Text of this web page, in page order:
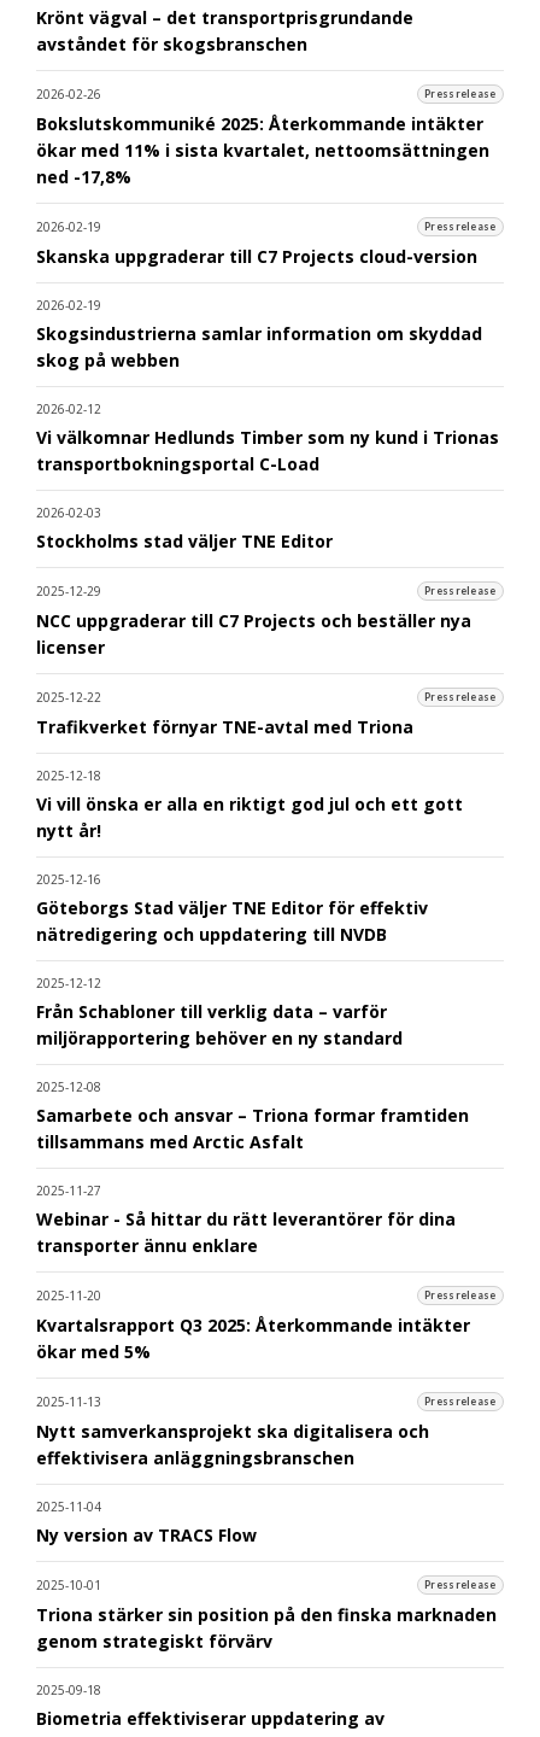
Krönt vägval – det transportprisgrundande
avståndet för skogsbranschen
2026-02-26 Pressrelease
Bokslutskommuniké 2025: Återkommande intäkter
ökar med 11% i sista kvartalet, nettoomsättningen
ned -17,8%
2026-02-19 Pressrelease
Skanska uppgraderar till C7 Projects cloud-version
2026-02-19
Skogsindustrierna samlar information om skyddad
skog på webben
2026-02-12
Vi välkomnar Hedlunds Timber som ny kund i Trionas
transportbokningsportal C-Load
2026-02-03
Stockholms stad väljer TNE Editor
2025-12-29 Pressrelease
NCC uppgraderar till C7 Projects och beställer nya
licenser
2025-12-22 Pressrelease
Trafikverket förnyar TNE-avtal med Triona
2025-12-18
Vi vill önska er alla en riktigt god jul och ett gott
nytt år!
2025-12-16
Göteborgs Stad väljer TNE Editor för effektiv
nätredigering och uppdatering till NVDB
2025-12-12
Från Schabloner till verklig data – varför
miljörapportering behöver en ny standard
2025-12-08
Samarbete och ansvar – Triona formar framtiden
tillsammans med Arctic Asfalt
2025-11-27
Webinar - Så hittar du rätt leverantörer för dina
transporter ännu enklare
2025-11-20 Pressrelease
Kvartalsrapport Q3 2025: Återkommande intäkter
ökar med 5%
2025-11-13 Pressrelease
Nytt samverkansprojekt ska digitalisera och
effektivisera anläggningsbranschen
2025-11-04
Ny version av TRACS Flow
2025-10-01 Pressrelease
Triona stärker sin position på den finska marknaden
genom strategiskt förvärv
2025-09-18
Biometria effektiviserar uppdatering av